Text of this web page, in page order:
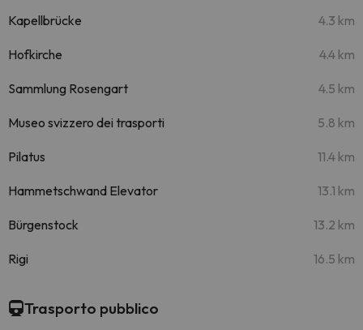
Kapellbrücke 4.3 km
Hofkirche 4.4 km
Sammlung Rosengart 4.5 km
Museo svizzero dei trasporti 5.8 km
Pilatus 11.4 km
Hammetschwand Elevator 13.1 km
Bürgenstock 13.2 km
Rigi 16.5 km
Trasporto pubblico